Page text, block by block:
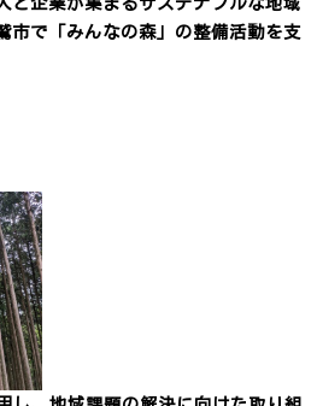
市で「みんなの森」の整備活動を支